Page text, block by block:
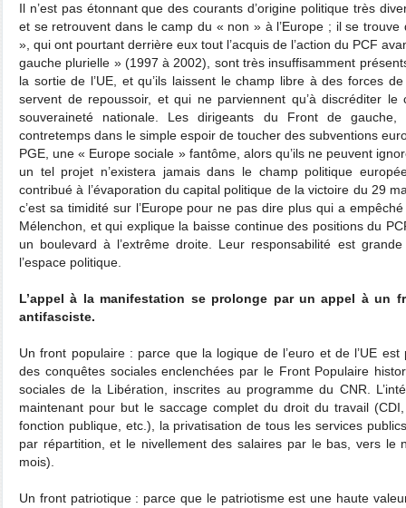
Il n’est pas étonnant que des courants d’origine politique très
et se retrouvent dans le camp du « non » à l’Europe ; il se
», qui ont pourtant derrière eux tout l’acquis de l’action du PCF
gauche plurielle » (1997 à 2002), sont très insuffisamment
la sortie de l’UE, et qu’ils laissent le champ libre à des forces
servent de repoussoir, et qui ne parviennent qu’à discréditer
souveraineté nationale. Les dirigeants du Front de
contretemps dans le simple espoir de toucher des subventions
PGE, une « Europe sociale » fantôme, alors qu’ils ne peuvent
un tel projet n’existera jamais dans le champ politique
contribué à l’évaporation du capital politique de la victoire du 29
c’est sa timidité sur l’Europe pour ne pas dire plus qui a
Mélenchon, et qui explique la baisse continue des positions du
un boulevard à l’extrême droite. Leur responsabilité est
l’espace politique.
L’appel à la manifestation se prolonge par un appel à un
antifasciste.
Un front populaire : parce que la logique de l’euro et de l’UE
des conquêtes sociales enclenchées par le Front Populaire
sociales de la Libération, inscrites au programme du CNR.
maintenant pour but le saccage complet du droit du travail
fonction publique, etc.), la privatisation de tous les services
par répartition, et le nivellement des salaires par le bas, vers le
mois).
Un front patriotique : parce que le patriotisme est une haute